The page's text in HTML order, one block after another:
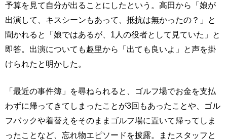
予算を見て自分が出ることにしたという。高田から「娘が
出演して、キスシーンもあって、抵抗は無かったの？」と
聞かれると「娘ではあるが、1人の役者として見ていた」と
即答。出演についても趣里から「出ても良いよ」と声を掛
けられたと明かした。
「最近の事件簿」を尋ねられると、ゴルフ場でお金を支払
わずに帰ってきてしまったことが3回もあったことや、ゴル
フバックや着替えをそのままゴルフ場に置いて帰ってしま
ったことなど、忘れ物エピソードを披露。またスタッフと